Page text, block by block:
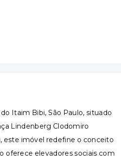
Itaim Bibi, São Paulo, situado
Lindenberg Clodomiro
este imóvel redefine o conceito
oferece elevadores sociais com